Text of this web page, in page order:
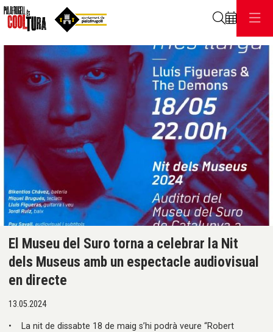
El Museu del Suro torna a celebrar la Nit
dels Museus amb un espectacle audiovisual
en directe
13.05.2024
• La nit de dissabte 18 de maig s’hi podrà veure “Robert